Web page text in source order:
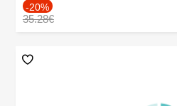
-20%
35.28€